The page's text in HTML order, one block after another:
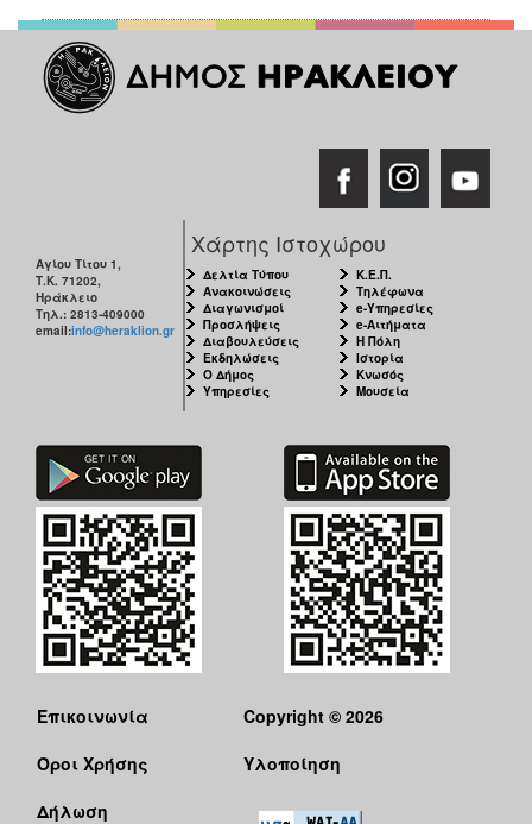
Αγίου Τίτου 1,
Τ.Κ. 71202,
Ηράκλειο
Τηλ.: 2813-409000
email:info@heraklion.gr
Χάρτης Ιστοχώρου
Δελτία Τύπου
Ανακοινώσεις
Διαγωνισμοί
Προσλήψεις
Διαβουλεύσεις
Εκδηλώσεις
Ο Δήμος
Υπηρεσίες
Κ.Ε.Π.
Τηλέφωνα
e-Υπηρεσίες
e-Αιτήματα
Η Πόλη
Ιστορία
Κνωσός
Μουσεία
Επικοινωνία
Όροι Χρήσης
Δήλωση
Copyright © 2026
Υλοποίηση